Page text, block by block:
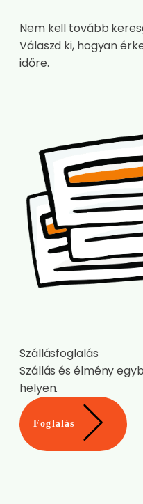
Nem kell tovább
Válaszd ki, hogyan
időre.
Szállásfoglalás
Szállás és élmény
helyen.
Foglalás